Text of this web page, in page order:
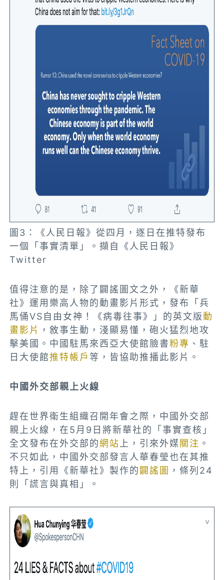
圖3：《人民日報》從四月，逐日在推特發布
一個「事實清單」。擷自《人民日報》
Twitter
值得注意的是，除了闢謠圖文之外，《新華
社》運用樂高人物的動畫影片形式，發布「兵
馬俑VS自由女神！《病毒往事》」的英文版動
畫影片
，敘事生動，淺顯易懂，砲火猛烈地攻
擊美國。中國駐馬來西亞大使館臉書粉專 、駐
日大使館推特帳戶 等，皆協助推播此影片。
中國外交部親上火線
趕在世界衛生組織召開年會之際，中國外交部
親上火線，在5月9日將新華社的「事實查核」
全文發布在外交部的網站上，引來外媒 關注 。
不只如此，中國外交部發言人華春瑩也在其推
特上，引用《新華社》製作的 闢謠圖 ，條列24
則「謊言與真相」。